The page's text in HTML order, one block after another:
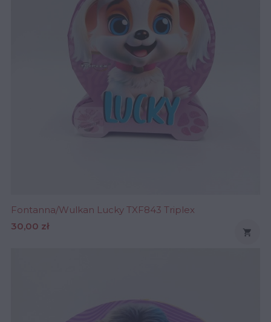
Fontanna/Wulkan Lucky TXF843 Triplex
Cena
30,00 zł
